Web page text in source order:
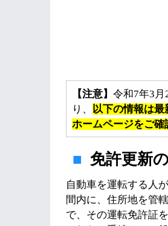
【注意】令和7年3月
り、
以下の情報は
ホームページをご確
免許更新
自動車を運転する人
間内に、住所地を管
で、その運転免許証